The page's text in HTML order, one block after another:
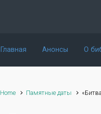
Главная Анонсы О
Home Памятные даты